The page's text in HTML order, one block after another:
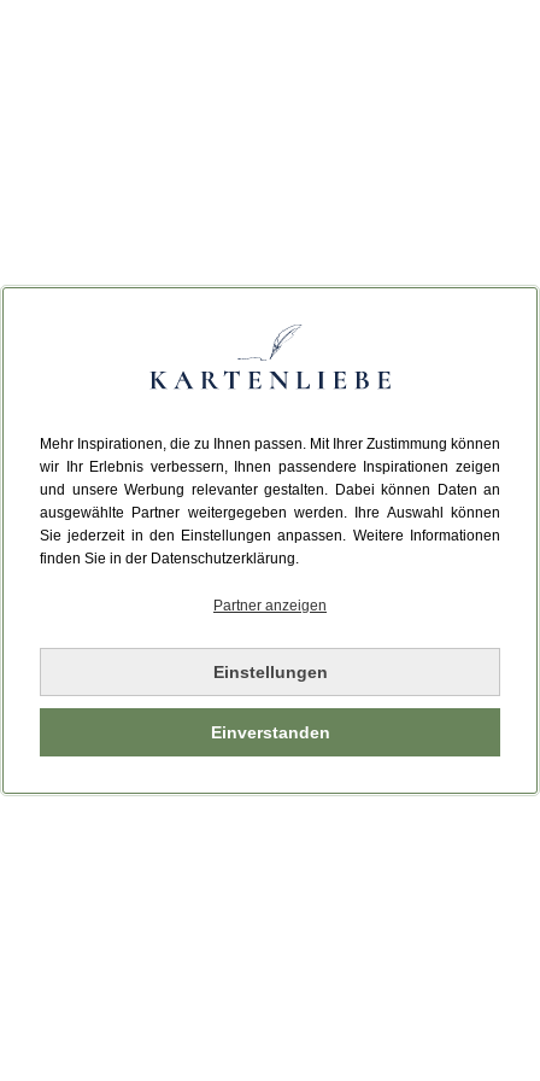
Mehr Inspirationen, die zu Ihnen passen. Mit Ihrer Zustimmung können
wir Ihr Erlebnis verbessern, Ihnen passendere Inspirationen zeigen
und unsere Werbung relevanter gestalten. Dabei können Daten an
ausgewählte Partner weitergegeben werden. Ihre Auswahl können
Sie jederzeit in den Einstellungen anpassen. Weitere Informationen
finden Sie in der Datenschutzerklärung.
Partner anzeigen
Einstellungen
Einverstanden